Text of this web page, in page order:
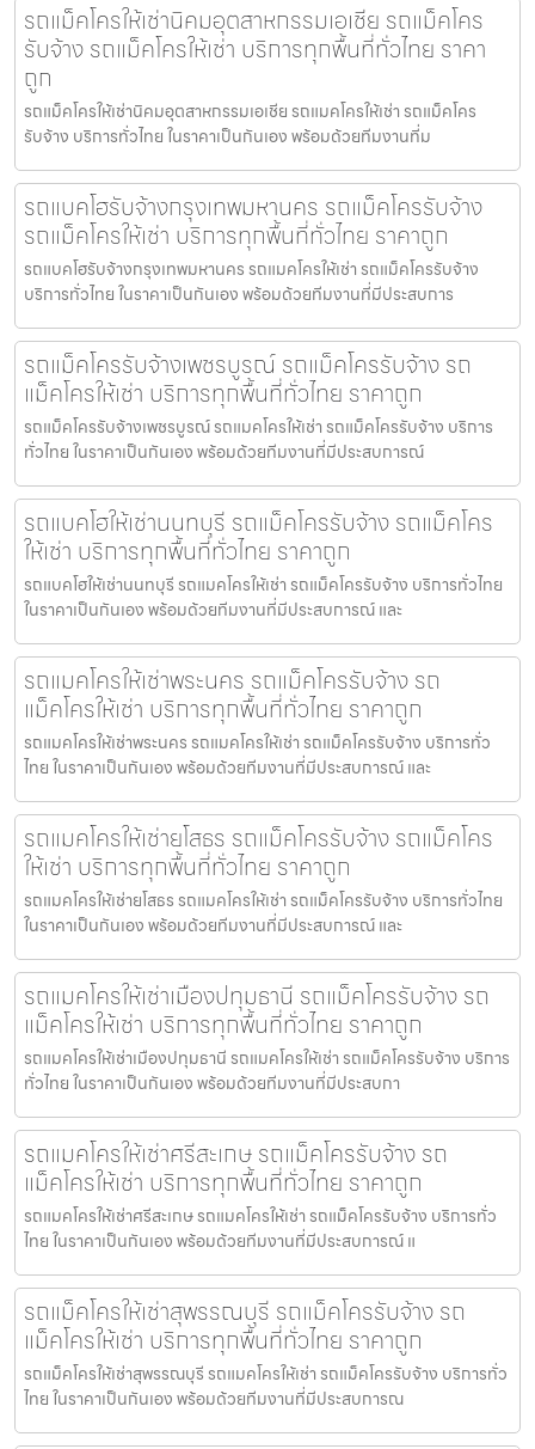
รถแม็คโครให้เช่านิคมอุตสาหกรรมเอเชีย รถแม็คโคร
รับจ้าง รถแม็คโครให้เช่า บริการทุกพื้นที่ทั่วไทย ราคา
ถูก
รถแม็คโครให้เช่านิคมอุตสาหกรรมเอเชีย รถแมคโครให้เช่า รถแม็คโคร
รับจ้าง บริการทั่วไทย ในราคาเป็นกันเอง พร้อมด้วยทีมงานที่ม
รถแบคโฮรับจ้างกรุงเทพมหานคร รถแม็คโครรับจ้าง
รถแม็คโครให้เช่า บริการทุกพื้นที่ทั่วไทย ราคาถูก
รถแบคโฮรับจ้างกรุงเทพมหานคร รถแมคโครให้เช่า รถแม็คโครรับจ้าง
บริการทั่วไทย ในราคาเป็นกันเอง พร้อมด้วยทีมงานที่มีประสบการ
รถแม็คโครรับจ้างเพชรบูรณ์ รถแม็คโครรับจ้าง รถ
แม็คโครให้เช่า บริการทุกพื้นที่ทั่วไทย ราคาถูก
รถแม็คโครรับจ้างเพชรบูรณ์ รถแมคโครให้เช่า รถแม็คโครรับจ้าง บริการ
ทั่วไทย ในราคาเป็นกันเอง พร้อมด้วยทีมงานที่มีประสบการณ์
รถแบคโฮให้เช่านนทบุรี รถแม็คโครรับจ้าง รถแม็คโคร
ให้เช่า บริการทุกพื้นที่ทั่วไทย ราคาถูก
รถแบคโฮให้เช่านนทบุรี รถแมคโครให้เช่า รถแม็คโครรับจ้าง บริการทั่วไทย
ในราคาเป็นกันเอง พร้อมด้วยทีมงานที่มีประสบการณ์ และ
รถแมคโครให้เช่าพระนคร รถแม็คโครรับจ้าง รถ
แม็คโครให้เช่า บริการทุกพื้นที่ทั่วไทย ราคาถูก
รถแมคโครให้เช่าพระนคร รถแมคโครให้เช่า รถแม็คโครรับจ้าง บริการทั่ว
ไทย ในราคาเป็นกันเอง พร้อมด้วยทีมงานที่มีประสบการณ์ และ
รถแมคโครให้เช่ายโสธร รถแม็คโครรับจ้าง รถแม็คโคร
ให้เช่า บริการทุกพื้นที่ทั่วไทย ราคาถูก
รถแมคโครให้เช่ายโสธร รถแมคโครให้เช่า รถแม็คโครรับจ้าง บริการทั่วไทย
ในราคาเป็นกันเอง พร้อมด้วยทีมงานที่มีประสบการณ์ และ
รถแมคโครให้เช่าเมืองปทุมธานี รถแม็คโครรับจ้าง รถ
แม็คโครให้เช่า บริการทุกพื้นที่ทั่วไทย ราคาถูก
รถแมคโครให้เช่าเมืองปทุมธานี รถแมคโครให้เช่า รถแม็คโครรับจ้าง บริการ
ทั่วไทย ในราคาเป็นกันเอง พร้อมด้วยทีมงานที่มีประสบกา
รถแมคโครให้เช่าศรีสะเกษ รถแม็คโครรับจ้าง รถ
แม็คโครให้เช่า บริการทุกพื้นที่ทั่วไทย ราคาถูก
รถแมคโครให้เช่าศรีสะเกษ รถแมคโครให้เช่า รถแม็คโครรับจ้าง บริการทั่ว
ไทย ในราคาเป็นกันเอง พร้อมด้วยทีมงานที่มีประสบการณ์ แ
รถแม็คโครให้เช่าสุพรรณบุรี รถแม็คโครรับจ้าง รถ
แม็คโครให้เช่า บริการทุกพื้นที่ทั่วไทย ราคาถูก
รถแม็คโครให้เช่าสุพรรณบุรี รถแมคโครให้เช่า รถแม็คโครรับจ้าง บริการทั่ว
ไทย ในราคาเป็นกันเอง พร้อมด้วยทีมงานที่มีประสบการณ